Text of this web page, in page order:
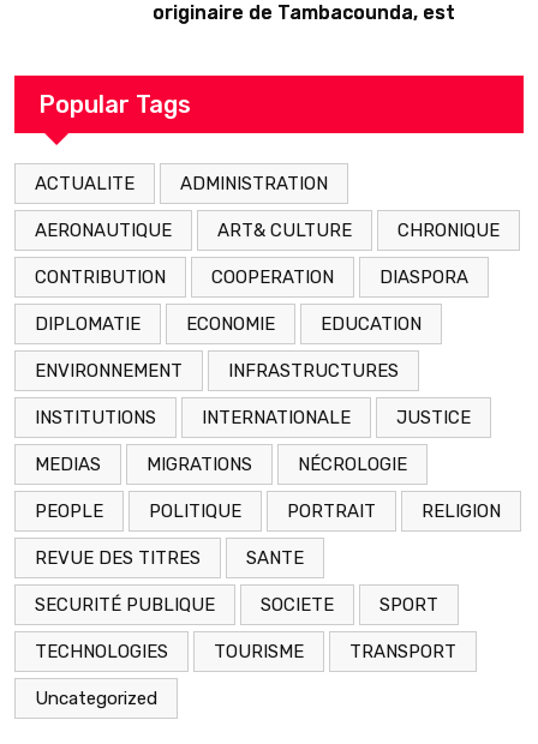
originaire de Tambacounda, est
arrestation
Popular Tags
ACTUALITE ADMINISTRATION
AERONAUTIQUE ART& CULTURE CHRONIQUE
CONTRIBUTION COOPERATION DIASPORA
DIPLOMATIE ECONOMIE EDUCATION
ENVIRONNEMENT INFRASTRUCTURES
INSTITUTIONS INTERNATIONALE JUSTICE
MEDIAS MIGRATIONS NÉCROLOGIE
PEOPLE POLITIQUE PORTRAIT RELIGION
REVUE DES TITRES SANTE
SECURITÉ PUBLIQUE SOCIETE SPORT
TECHNOLOGIES TOURISME TRANSPORT
Uncategorized